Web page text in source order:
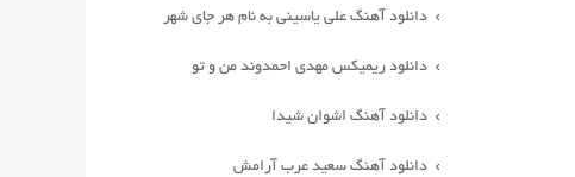
دانلود آهنگ علی یاسینی به نام هر جای شهر
دانلود ریمیکس مهدی احمدوند من و تو
دانلود آهنگ اشوان شیدا
دانلود آهنگ سعید عرب آرامش